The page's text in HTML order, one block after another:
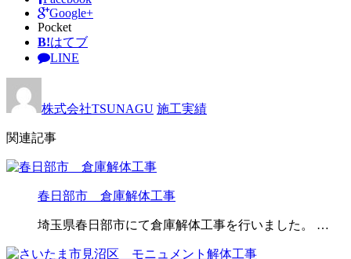
Google+
Pocket
B!はてブ
LINE
株式会社TSUNAGU 施工実績
関連記事
春日部市 倉庫解体工事
埼玉県春日部市にて倉庫解体工事を行いました。 …